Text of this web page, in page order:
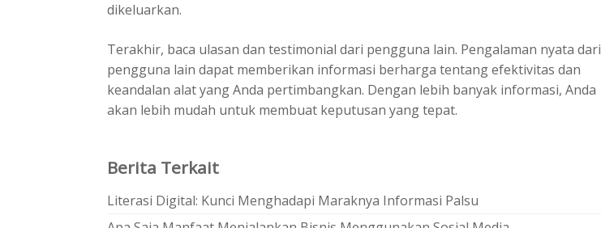
dikeluarkan.
Terakhir, baca ulasan dan testimonial dari pengguna lain. Pengalaman nyata dari
pengguna lain dapat memberikan informasi berharga tentang efektivitas dan
keandalan alat yang Anda pertimbangkan. Dengan lebih banyak informasi, Anda
akan lebih mudah untuk membuat keputusan yang tepat.
Berita Terkait
Literasi Digital: Kunci Menghadapi Maraknya Informasi Palsu